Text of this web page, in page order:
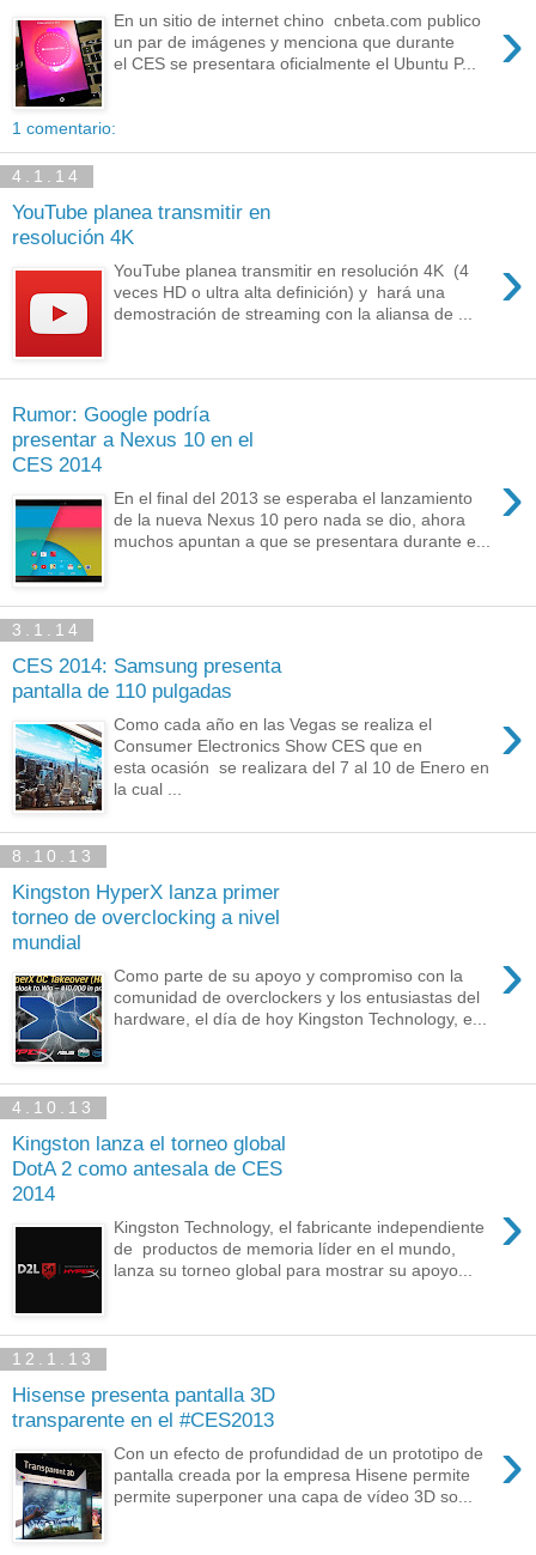
›
En un sitio de internet chino cnbeta.com publico
un par de imágenes y menciona que durante
el CES se presentara oficialmente el Ubuntu P...
1 comentario:
4.1.14
YouTube planea transmitir en
resolución 4K
›
YouTube planea transmitir en resolución 4K (4
veces HD o ultra alta definición) y hará una
demostración de streaming con la aliansa de ...
Rumor: Google podría
presentar a Nexus 10 en el
CES 2014
›
En el final del 2013 se esperaba el lanzamiento
de la nueva Nexus 10 pero nada se dio, ahora
muchos apuntan a que se presentara durante e...
3.1.14
CES 2014: Samsung presenta
pantalla de 110 pulgadas
›
Como cada año en las Vegas se realiza el
Consumer Electronics Show CES que en
esta ocasión se realizara del 7 al 10 de Enero en
la cual ...
8.10.13
Kingston HyperX lanza primer
torneo de overclocking a nivel
mundial
›
Como parte de su apoyo y compromiso con la
comunidad de overclockers y los entusiastas del
hardware, el día de hoy Kingston Technology, e...
4.10.13
Kingston lanza el torneo global
DotA 2 como antesala de CES
2014
›
Kingston Technology, el fabricante independiente
de productos de memoria líder en el mundo,
lanza su torneo global para mostrar su apoyo...
12.1.13
Hisense presenta pantalla 3D
transparente en el #CES2013
›
Con un efecto de profundidad de un prototipo de
pantalla creada por la empresa Hisene permite
permite superponer una capa de vídeo 3D so...